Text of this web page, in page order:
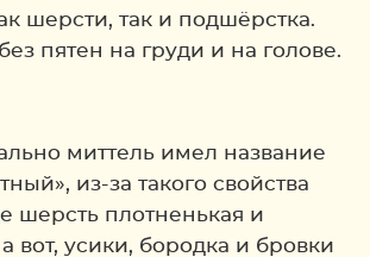
шерсти, так и подшёрстка.
пятен на груди и на голове.
миттель имел название
из-за такого свойства
шерсть плотненькая и
вот, усики, бородка и бровки